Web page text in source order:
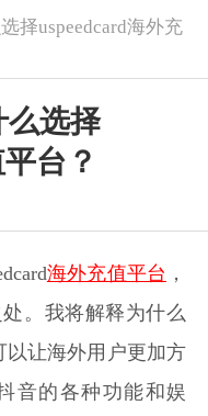
择uspeedcard海外充
么选择
台？
海外充值平台 ，
。我将解释为什么
以让海外用户更加方
音的各种功能和娱